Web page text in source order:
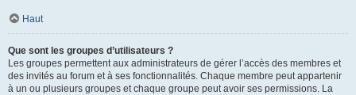
Haut
Que sont les groupes d’utilisateurs ?
Les groupes permettent aux administrateurs de gérer l’accès des membres et
des invités au forum et à ses fonctionnalités. Chaque membre peut appartenir
à un ou plusieurs groupes et chaque groupe peut avoir ses permissions. La